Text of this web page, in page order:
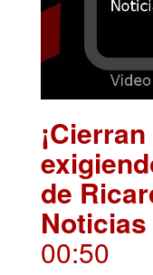
de
00:50